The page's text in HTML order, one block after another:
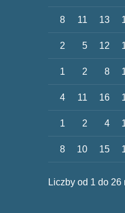
8 11 13
2 5 12
1 2 8
4 11 16
1 2 4
8 10 15
Liczby od 1 do